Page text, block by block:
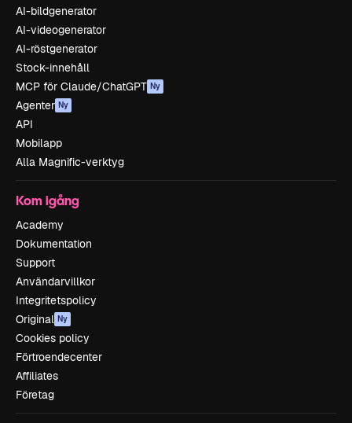
AI-bildgenerator
AI-videogenerator
AI-röstgenerator
Stock-innehåll
MCP för Claude/ChatGPT Ny
Agenter Ny
API
Mobilapp
Alla Magnific-verktyg
Kom igång
Academy
Dokumentation
Support
Användarvillkor
Integritetspolicy
Original Ny
Cookies policy
Förtroendecenter
Affiliates
Företag